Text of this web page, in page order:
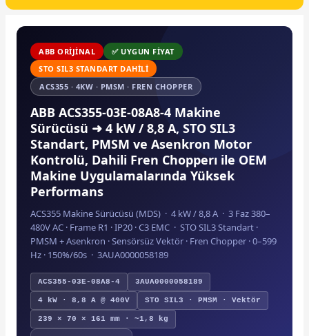
Şalterleri
Yol Vericiler
SIMATIC Yazılım Paketleri
SIMOTION Hareket Kontrol Üniteleri
SIRIUS SAFETY
WinCC Unified Runtime Yazılımları
ABB ORIJINAL
✅ UYGUN FİYAT
STO SIL3 STANDART DAHILI
ACS355 · 4KW · PMSM · FREN CHOPPER
ABB ACS355-03E-08A8-4 Makine
Sürücüsü ➜ 4 kW / 8,8 A, STO SIL3
Standart, PMSM ve Asenkron Motor
Kontrolü, Dahili Fren Chopperı ile OEM
Makine Uygulamalarında Yüksek
Performans
ACS355 Makine Sürücüsü (MDS) · 4 kW / 8,8 A · 3 Faz 380–
480V AC · Frame R1 · IP20 · C3 EMC · STO SIL3 Standart ·
PMSM + Asenkron · Sensörsüz Vektör · Fren Chopper · 0–599
Hz · 150%/60s · 3AUA0000058189
ACS355-03E-08A8-4 3AUA0000058189
4 kW · 8,8 A @ 400V STO SIL3 · PMSM · Vektör
239 × 70 × 161 mm · ~1,8 kg